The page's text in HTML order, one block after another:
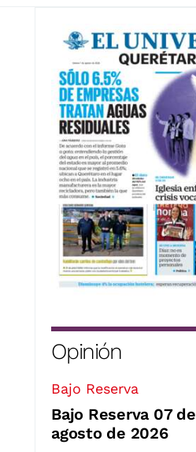
Opinión
Bajo Reserva
Bajo Reserva 07 de
agosto de 2026